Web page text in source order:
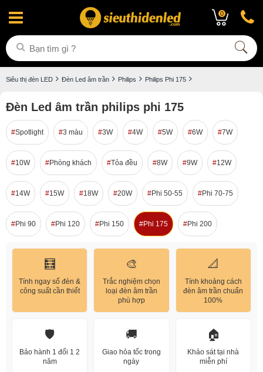
0
Siêu thị đèn LED Đèn Led âm trần Philips Philips Phi 175
Đèn Led âm trần philips phi 175
Spotlight 3 màu 3W 4W 5W 6W 7W
10W Phòng khách Tỏa đều 8W 9W 12W
14W 15W 18W 20W Phi 50-55 Phi 70-75
Phi 90 Phi 120 Phi 150 Phi 175 Phi 200
🧮
Tính ngay số đèn &
công suất cần thiết
🎨
Trắc nghiệm chọn
loại đèn âm trần
phù hợp
📐
Tính khoảng cách
đèn âm trần chuẩn
100%
🛡️
Bảo hành 1 đổi 1 2
năm
🚚
Giao hỏa tốc trong
ngày
🏠
Khảo sát tại nhà
miễn phí